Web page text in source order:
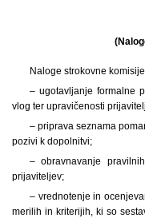
Naloge strokovne
– ugotavljanje formalne
vlog ter upravičenosti
– priprava seznama
pozivi k dopolnitvi;
– obravnavanje
prijaviteljev;
– vrednotenje in
merilih in kriterijih, ki so